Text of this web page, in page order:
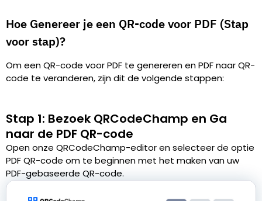
Hoe Genereer je een QR-code voor PDF (Stap
voor stap)?
Om een QR-code voor PDF te genereren en PDF naar QR-
code te veranderen, zijn dit de volgende stappen:
Stap 1: Bezoek QRCodeChamp en Ga
naar de PDF QR-code
Open onze QRCodeChamp-editor en selecteer de optie
PDF QR-code om te beginnen met het maken van uw
PDF-gebaseerde QR-code.